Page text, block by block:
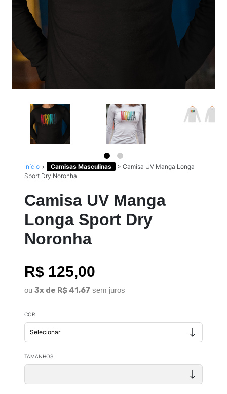
Início > Camisas Masculinas > Camisa UV Manga Longa
Sport Dry Noronha
Camisa UV Manga
Longa Sport Dry
Noronha
R$ 125,00
ou 3x de R$ 41,67 sem juros
COR
TAMANHOS